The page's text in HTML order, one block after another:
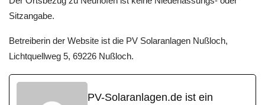
Sitzangabe.
Betreiberin der Website ist die PV Solaranlagen Nußloch,
Lichtquellweg 5, 69226 Nußloch.
PV-Solaranlagen.de ist ein